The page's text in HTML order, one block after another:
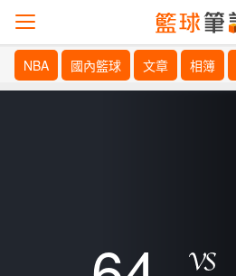
NBA 國內籃球 文章 相簿